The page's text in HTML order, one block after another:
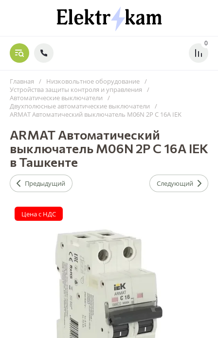
0
Главная / Низковольтное оборудование /
Устройства защиты контроля и управления
/
Автоматические выключатели
/
Двухполюсные автоматические выключатели
/
ARMAT Автоматический выключатель M06N 2P C 16А IEK
ARMAT Автоматический
выключатель M06N 2P C 16А IEK
в Ташкенте
Предыдущий Следующий
Цена с НДС